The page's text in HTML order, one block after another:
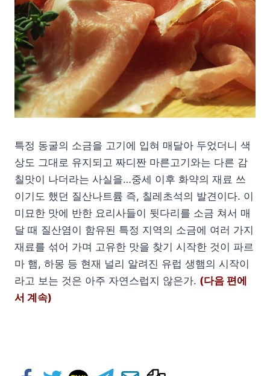
특정 동굴의 소금을 고기에 입혀 매달아 두었더니 색
상도 그대로 유지되고 짜디짠 마른고기와는 다른 감
칠맛이 나더라는 사실을…중세 이후 화약의 재료 쓰
이기도 했던 질산나트륨 즉, 칠레초석의 발견이다. 이
미묘한 맛에 반한 요리사들이 뒷다리를 소금 쳐서 매
달 때 질산염이 함유된 특정 지역의 소금에 여러 가지
재료를 섞어 가며 고유한 맛을 찾기 시작한 것이 파르
마 햄, 하몽 등 현재 널리 알려진 유럽 생햄의 시작이
라고 보는 것은 아주 자연스럽지 않은가. (다음 편에
서 계속)